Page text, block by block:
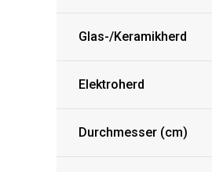
Glas-/Keramikherd
Elektroherd
Durchmesser (cm)